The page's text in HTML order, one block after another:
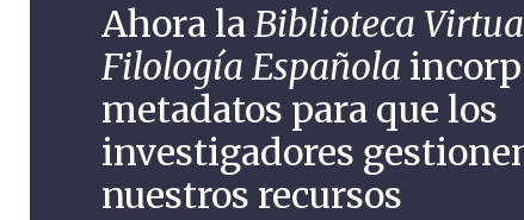
Ahora laBiblioteca
Filología Española
metadatos para que los
investigadores
nuestros recursos